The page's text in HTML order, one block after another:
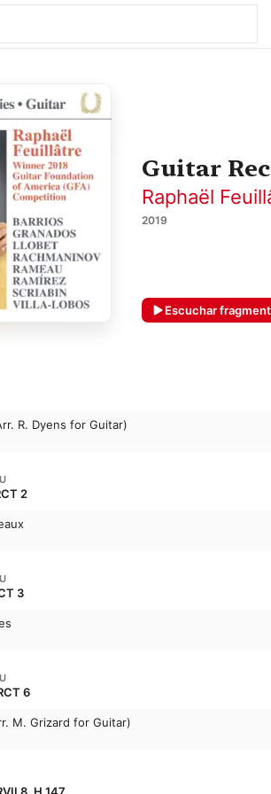
Guitar
Raphaël
2019
Escuchar
R. Dyens for Guitar)
2
3
6
M. Grizard for Guitar)